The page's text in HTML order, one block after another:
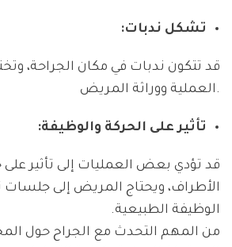
تشكل ندبات:
قد تتكون ندبات في مكان الجراحة،
العملية ووراثة المريض.
تأثير على الحركة والوظيفة:
قد تؤدي بعض العمليات إلى تأثير
الأطراف، ويحتاج المريض إلى جلسات
الوظيفة الطبيعية.
من المهم التحدث مع الجراح حول